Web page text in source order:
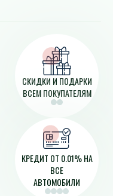
СКИДКИ И ПОДАРКИ
ВСЕМ ПОКУПАТЕЛЯМ
КРЕДИТ ОТ 0.01% НА
ВСЕ
АВТОМОБИЛИ